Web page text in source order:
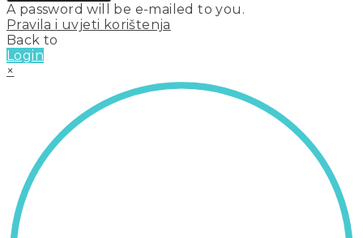
A password will be e-mailed to you.
Pravila i uvjeti korištenja
Back to
Login
×